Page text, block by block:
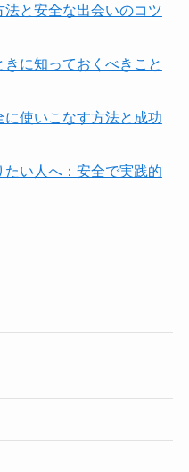
と安全な出会いのコツ
に知っておくべきこと
使いこなす方法と成功
い人へ：安全で実践的